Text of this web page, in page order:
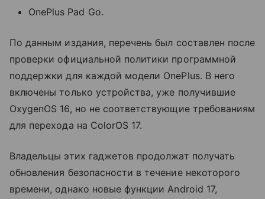
OnePlus Pad Go.
По данным издания, перечень был составлен после
проверки официальной политики программной
поддержки для каждой модели OnePlus. В него
включены только устройства, уже получившие
OxygenOS 16, но не соответствующие требованиям
для перехода на ColorOS 17.
Владельцы этих гаджетов продолжат получать
обновления безопасности в течение некоторого
времени, однако новые функции Android 17,